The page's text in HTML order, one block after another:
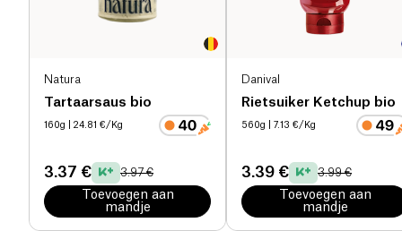
Natura
Tartaarsaus bio
160g | 24.81 €/Kg
3.37 € 3.97 €
Toevoegen aan
mandje
Danival
Rietsuiker Ketchup bio
560g | 7.13 €/Kg
3.39 € 3.99 €
Toevoegen aan
mandje